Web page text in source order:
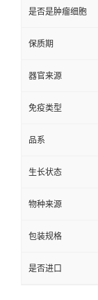
是否是肿瘤细胞
保质期
器官来源
免疫类型
品系
生长状态
物种来源
包装规格
是否进口